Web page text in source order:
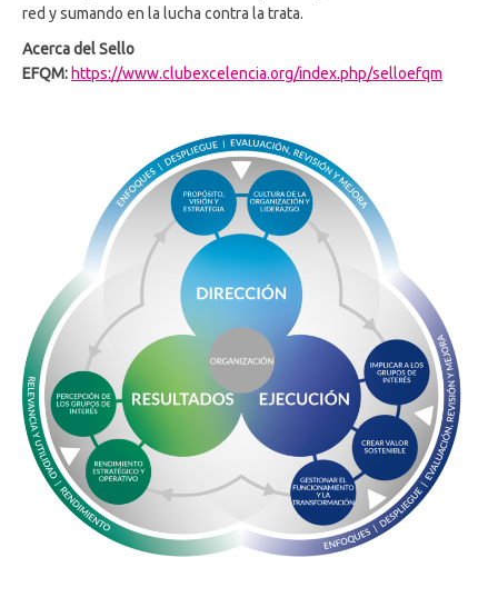
red y sumando en la lucha contra la trata.
Acerca del Sello
EFQM: https://www.clubexcelencia.org/index.php/selloefqm